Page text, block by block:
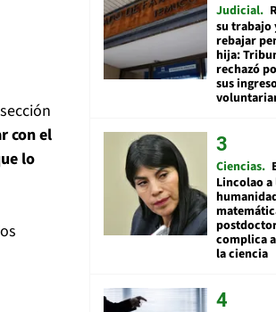
con el
lo
Judicial
su trabajo
rebajar
hija:
rechazó
sus
Ciencias
Lincolao a
complica
la ciencia